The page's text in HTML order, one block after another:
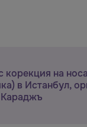
корекция на носа
в Истанбул,